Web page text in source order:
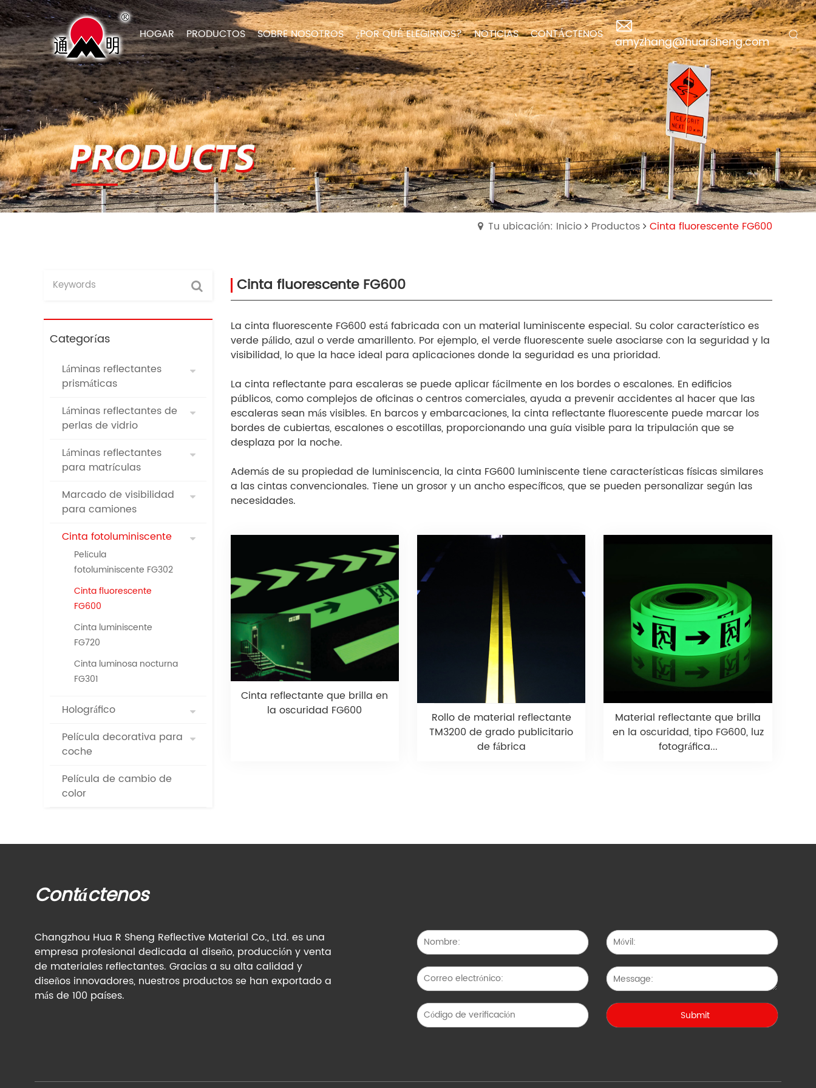
HOGAR PRODUCTOS SOBRE NOSOTROS ¿POR QUÉ ELEGIRNOS? NOTICIAS CONTÁCTENOS amyzhang@huarsheng.com
Tu ubicación: Inicio Productos Cinta fluorescente FG600
Categorías
Láminas reflectantes
prismáticas
Láminas reflectantes de
perlas de vidrio
Láminas reflectantes
para matrículas
Marcado de visibilidad
para camiones
Cinta fotoluminiscente
Película
fotoluminiscente FG302
Cinta fluorescente
FG600
Cinta luminiscente
FG720
Cinta luminosa nocturna
FG301
Holográfico
Película decorativa para
coche
Película de cambio de
color
Cinta fluorescente FG600
La cinta fluorescente FG600 está fabricada con un material luminiscente especial. Su color característico es
verde pálido, azul o verde amarillento. Por ejemplo, el verde fluorescente suele asociarse con la seguridad y la
visibilidad, lo que la hace ideal para aplicaciones donde la seguridad es una prioridad.
La cinta reflectante para escaleras se puede aplicar fácilmente en los bordes o escalones. En edificios
públicos, como complejos de oficinas o centros comerciales, ayuda a prevenir accidentes al hacer que las
escaleras sean más visibles. En barcos y embarcaciones, la cinta reflectante fluorescente puede marcar los
bordes de cubiertas, escalones o escotillas, proporcionando una guía visible para la tripulación que se
desplaza por la noche.
Además de su propiedad de luminiscencia, la cinta FG600 luminiscente tiene características físicas similares
a las cintas convencionales. Tiene un grosor y un ancho específicos, que se pueden personalizar según las
necesidades.
Cinta reflectante que brilla en
la oscuridad FG600
Rollo de material reflectante
TM3200 de grado publicitario
de fábrica
Material reflectante que brilla
en la oscuridad, tipo FG600, luz
fotográfica...
Contáctenos
Changzhou Hua R Sheng Reflective Material Co., Ltd. es una
empresa profesional dedicada al diseño, producción y venta
de materiales reflectantes. Gracias a su alta calidad y
diseños innovadores, nuestros productos se han exportado a
más de 100 países.